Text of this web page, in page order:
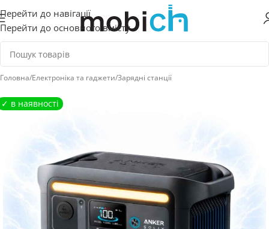
Перейти до навігації
Перейти до основного вмісту
Головна/Електроніка та гаджети/Зарядні станції